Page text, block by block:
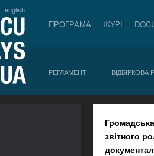
english
ПРОГРАМА ЖУРІ
РЕГЛАМЕНТ ВІДБІРКОВА
звітного